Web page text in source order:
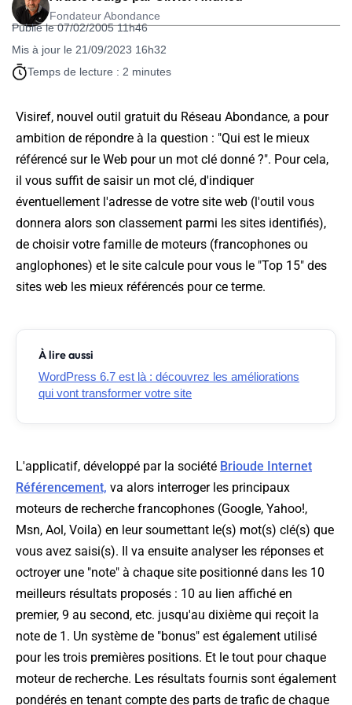
Fondateur Abondance
Publié le 07/02/2005 11h46
Mis à jour le 21/09/2023 16h32
Temps de lecture : 2 minutes
Visiref, nouvel outil gratuit du Réseau Abondance, a pour
ambition de répondre à la question : "Qui est le mieux
référencé sur le Web pour un mot clé donné ?". Pour cela,
il vous suffit de saisir un mot clé, d'indiquer
éventuellement l'adresse de votre site web (l'outil vous
donnera alors son classement parmi les sites identifiés),
de choisir votre famille de moteurs (francophones ou
anglophones) et le site calcule pour vous le "Top 15" des
sites web les mieux référencés pour ce terme.
À lire aussi
WordPress 6.7 est là : découvrez les améliorations
qui vont transformer votre site
L'applicatif, développé par la société Brioude Internet
Référencement, va alors interroger les principaux
moteurs de recherche francophones (Google, Yahoo!,
Msn, Aol, Voila) en leur soumettant le(s) mot(s) clé(s) que
vous avez saisi(s). Il va ensuite analyser les réponses et
octroyer une "note" à chaque site positionné dans les 10
meilleurs résultats proposés : 10 au lien affiché en
premier, 9 au second, etc. jusqu'au dixième qui reçoit la
note de 1. Un système de "bonus" est également utilisé
pour les trois premières positions. Et le tout pour chaque
moteur de recherche. Les résultats fournis sont également
pondérés en tenant compte des parts de trafic de chaque